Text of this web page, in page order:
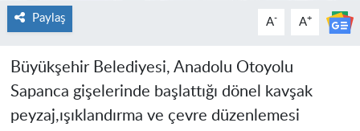
Paylaş A- A+
Büyükşehir Belediyesi, Anadolu Otoyolu
Sapanca gişelerinde başlattığı dönel kavşak
peyzaj,ışıklandırma ve çevre düzenlemesi